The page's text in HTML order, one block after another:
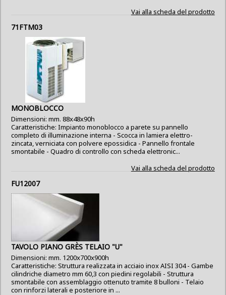
Vai alla scheda del prodotto
71FTM03
MONOBLOCCO
Dimensioni: mm. 88x48x90h
Caratteristiche: Impianto monoblocco a parete su pannello
completo di illuminazione interna - Scocca in lamiera elettro-
zincata, verniciata con polvere epossidica - Pannello frontale
smontabile - Quadro di controllo con scheda elettronic...
Vai alla scheda del prodotto
FU12007
TAVOLO PIANO GRÈS TELAIO "U"
Dimensioni: mm. 1200x700x900h
Caratteristiche: Struttura realizzata in acciaio inox AISI 304 - Gambe
cilindriche diametro mm 60,3 con piedini regolabili - Struttura
smontabile con assemblaggio ottenuto tramite 8 bulloni - Telaio
con rinforzi laterali e posteriore in ...